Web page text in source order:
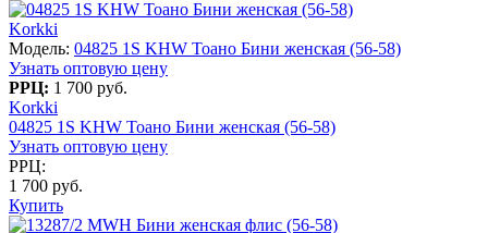
Korkki
Модель: 04825 1S KHW Тоано Бини женская (56-58)
Узнать оптовую цену
РРЦ: 1 700 руб.
Korkki
04825 1S KHW Тоано Бини женская (56-58)
Узнать оптовую цену
РРЦ:
1 700 руб.
Купить